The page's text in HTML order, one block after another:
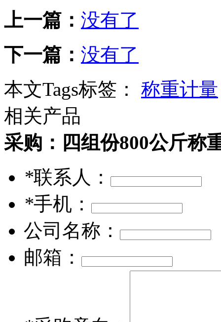
上一篇： 没有了
下一篇： 没有了
本文Tags标签：
称重计量
相关产品
采购： 四组份800公斤称
*联系人：
*手机：
公司名称：
邮箱：